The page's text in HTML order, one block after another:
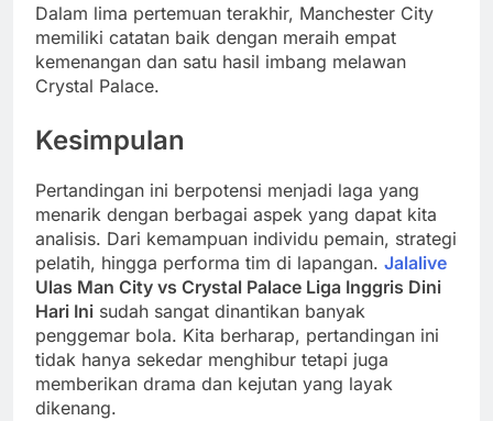
Dalam lima pertemuan terakhir, Manchester City
memiliki catatan baik dengan meraih empat
kemenangan dan satu hasil imbang melawan
Crystal Palace.
Kesimpulan
Pertandingan ini berpotensi menjadi laga yang
menarik dengan berbagai aspek yang dapat kita
analisis. Dari kemampuan individu pemain, strategi
pelatih, hingga performa tim di lapangan. Jalalive
Ulas Man City vs Crystal Palace Liga Inggris Dini
Hari Ini sudah sangat dinantikan banyak
penggemar bola. Kita berharap, pertandingan ini
tidak hanya sekedar menghibur tetapi juga
memberikan drama dan kejutan yang layak
dikenang.